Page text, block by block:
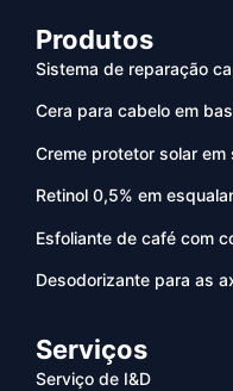
Produtos
Sistema de reparação
Cera para cabelo em
Creme protetor solar em
Retinol 0,5% em
Esfoliante de café com
Desodorizante para as
Serviços
Serviço de I&D